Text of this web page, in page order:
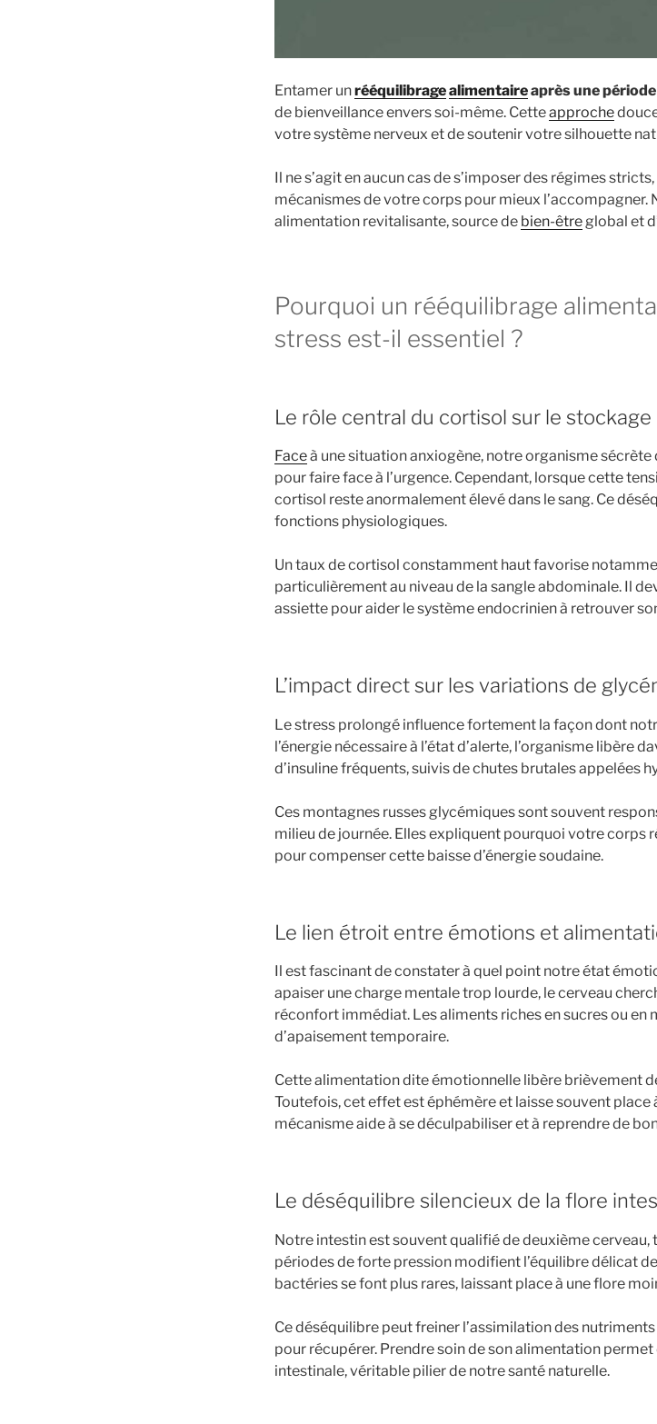
Entamer unrééquilibragealimentaireaprès une
de bienveillance envers soi-même. Cetteapproche
votre système nerveux et de soutenir votre silhouette
Il ne s’agit en aucun cas de s’imposer des régimes
mécanismes de votre corps pour mieux l’accompagner.
alimentation revitalisante, source de bien-êtreglobal et
Pourquoi un rééquilibrage
stress est-il essentiel ?
Le rôle central du cortisol sur le stockage
Faceà une situation anxiogène, notre organisme
pour faire face à l’urgence. Cependant, lorsque cette
cortisol reste anormalement élevé dans le sang. Ce
fonctions physiologiques.
Un taux de cortisol constamment haut favorise
particulièrement au niveau de la sangle abdominale. Il
assiette pour aider le système endocrinien à retrouver
L’impact direct sur les variations de
Le stress prolongé influence fortement la façon dont
l’énergie nécessaire à l’état d’alerte, l’organisme libère
d’insuline fréquents, suivis de chutes brutales appelées
Ces montagnes russes glycémiques sont souvent
milieu de journée. Elles expliquent pourquoi votre corps
pour compenser cette baisse d’énergie soudaine.
Le lien étroit entre émotions et
Il est fascinant de constater à quel point notre état
apaiser une charge mentale trop lourde, le cerveau
réconfort immédiat. Les aliments riches en sucres ou en
d’apaisement temporaire.
Cette alimentation dite émotionnelle libère brièvement
Toutefois, cet effet est éphémère et laisse souvent
mécanisme aide à se déculpabiliser et à reprendre de
Le déséquilibre silencieux de la flore
Notre intestin est souvent qualifié de deuxième cerveau,
périodes de forte pression modifient l’équilibre délicat
bactéries se font plus rares, laissant place à une flore
Ce déséquilibre peut freiner l’assimilation des
pour récupérer. Prendre soin de son alimentation
intestinale, véritable pilier de notre santé naturelle.